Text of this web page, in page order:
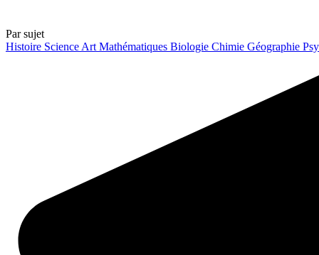
Par sujet
Histoire Science Art Mathématiques Biologie Chimie Géographie